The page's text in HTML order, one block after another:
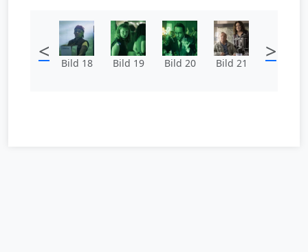
< Bild 18 Bild 19 Bild 20 Bild 21 >